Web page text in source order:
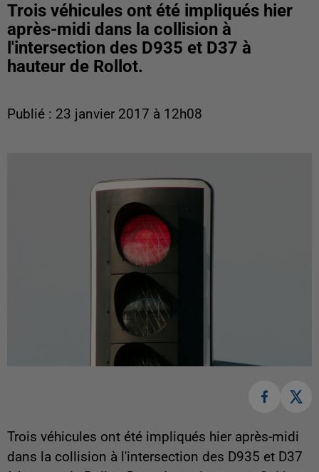
Trois véhicules ont été impliqués hier
après-midi dans la collision à
l'intersection des D935 et D37 à
hauteur de Rollot.
Publié : 23 janvier 2017 à 12h08
Trois véhicules ont été impliqués hier après-midi
dans la collision à l'intersection des D935 et D37